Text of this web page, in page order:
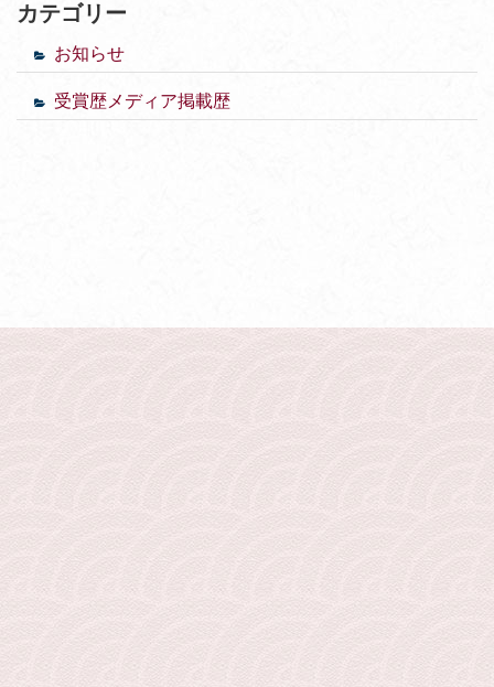
カテゴリー
お知らせ
受賞歴メディア掲載歴